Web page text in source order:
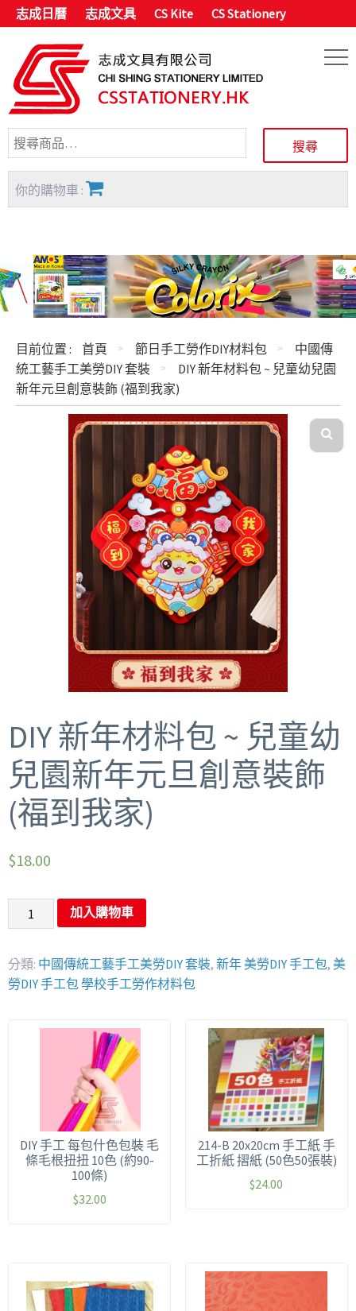
志成日曆 志成文具 CS Kite CS Stationery
你的購物車 :
目前位置 : 首頁 節日手工勞作DIY材料包
中國傳
統工藝手工美勞DIY 套裝
DIY 新年材料包 ~ 兒童幼兒園
新年元旦創意裝飾 (福到我家)
DIY 新年材料包 ~ 兒童幼
兒園新年元旦創意裝飾
(福到我家)
$18.00
加入購物車
分類: 中國傳統工藝手工美勞DIY 套裝, 新年 美勞DIY 手工包, 美
勞DIY 手工包 學校手工勞作材料包
DIY 手工 每包什色包裝 毛
條毛根扭扭 10色 (約90-
100條)
$32.00
214-B 20x20cm 手工紙 手
工折紙 摺紙 (50色50張裝)
$24.00